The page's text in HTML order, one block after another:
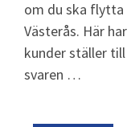
om du ska flytta
Västerås. Här
kunder ställer till
svaren …